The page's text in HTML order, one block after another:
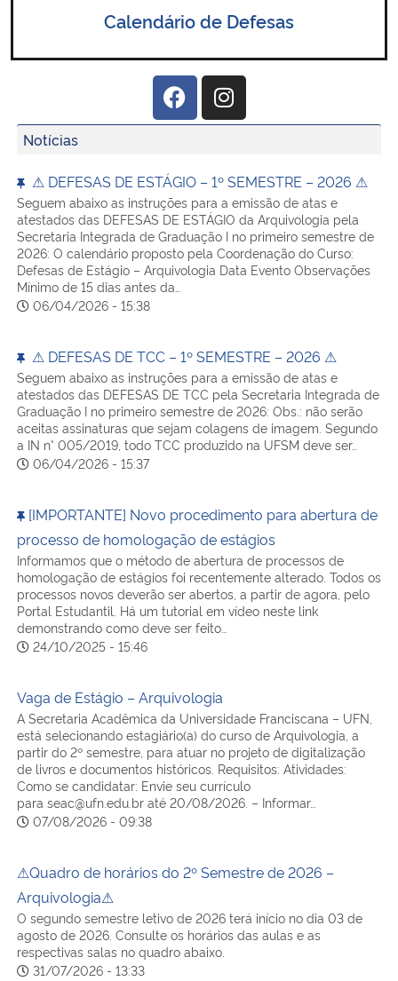
Calendário de Defesas
Notícias
⚠ DEFESAS DE ESTÁGIO – 1º SEMESTRE – 2026 ⚠
Seguem abaixo as instruções para a emissão de atas e
atestados das DEFESAS DE ESTÁGIO da Arquivologia pela
Secretaria Integrada de Graduação I no primeiro semestre de
2026: O calendário proposto pela Coordenação do Curso:
Defesas de Estágio – Arquivologia Data Evento Observações
Mínimo de 15 dias antes da…
06/04/2026 - 15:38
⚠ DEFESAS DE TCC – 1º SEMESTRE – 2026 ⚠
Seguem abaixo as instruções para a emissão de atas e
atestados das DEFESAS DE TCC pela Secretaria Integrada de
Graduação I no primeiro semestre de 2026: Obs.: não serão
aceitas assinaturas que sejam colagens de imagem. Segundo
a IN n° 005/2019, todo TCC produzido na UFSM deve ser…
06/04/2026 - 15:37
[IMPORTANTE] Novo procedimento para abertura de
processo de homologação de estágios
Informamos que o método de abertura de processos de
homologação de estágios foi recentemente alterado. Todos os
processos novos deverão ser abertos, a partir de agora, pelo
Portal Estudantil. Há um tutorial em vídeo neste link
demonstrando como deve ser feito…
24/10/2025 - 15:46
Vaga de Estágio – Arquivologia
A Secretaria Acadêmica da Universidade Franciscana – UFN,
está selecionando estagiário(a) do curso de Arquivologia, a
partir do 2º semestre, para atuar no projeto de digitalização
de livros e documentos históricos. Requisitos: Atividades:
Como se candidatar: Envie seu currículo
para seac@ufn.edu.br até 20/08/2026. – Informar…
07/08/2026 - 09:38
⚠Quadro de horários do 2º Semestre de 2026 –
Arquivologia⚠
O segundo semestre letivo de 2026 terá início no dia 03 de
agosto de 2026. Consulte os horários das aulas e as
respectivas salas no quadro abaixo.
31/07/2026 - 13:33